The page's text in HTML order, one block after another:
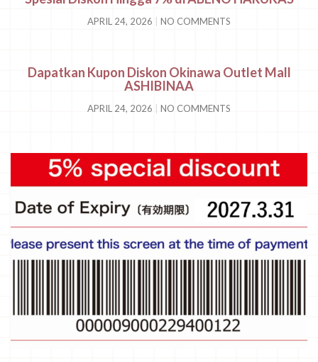
APRIL 24, 2026 NO COMMENTS
Dapatkan Kupon Diskon Okinawa Outlet Mall
ASHIBINAA
APRIL 24, 2026 NO COMMENTS